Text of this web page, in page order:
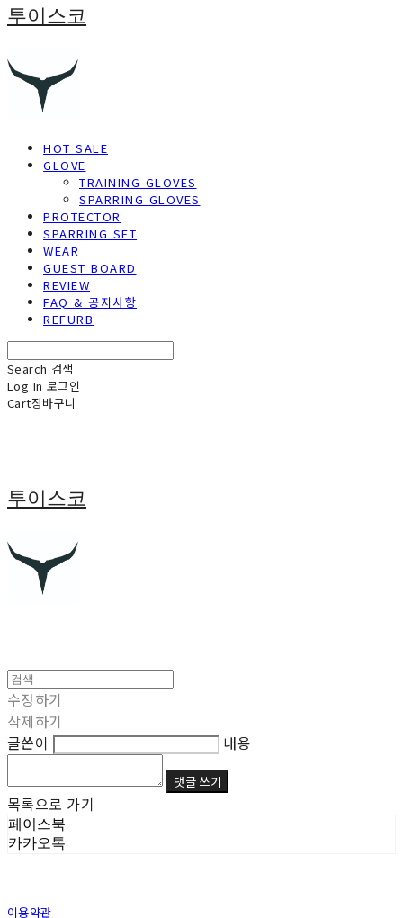
투이스코
HOT SALE
GLOVE
TRAINING GLOVES
SPARRING GLOVES
PROTECTOR
SPARRING SET
WEAR
GUEST BOARD
REVIEW
FAQ & 공지사항
REFURB
Search 검색
Log In 로그인
Cart장바구니
투이스코
수정하기
삭제하기
글쓴이
내용
댓글 쓰기
목록으로 가기
페이스북
카카오톡
이용약관